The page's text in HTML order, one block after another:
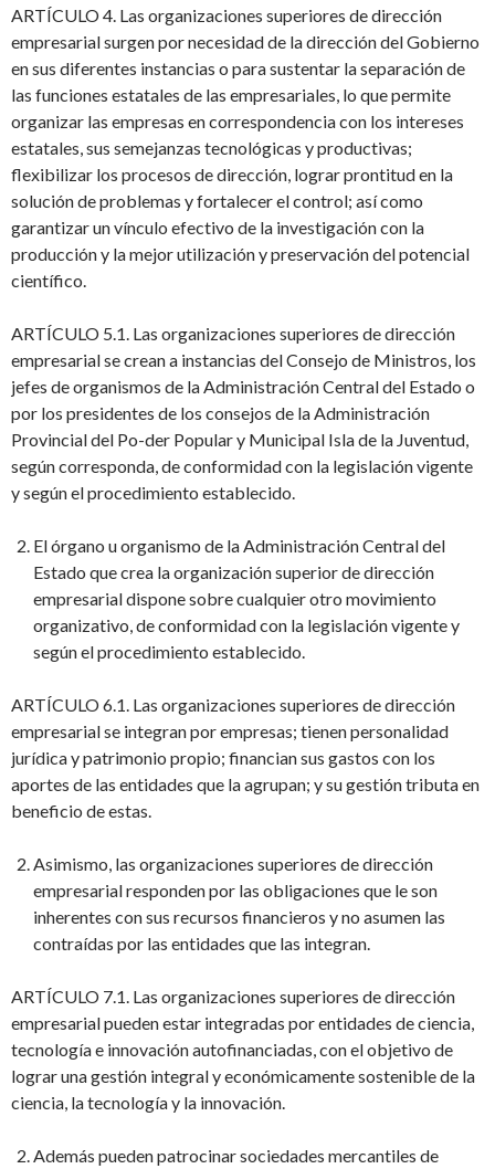
ARTÍCULO 4. Las organizaciones superiores de dirección
empresarial surgen por necesidad de la dirección del Gobierno
en sus diferentes instancias o para sustentar la separación de
las funciones estatales de las empresariales, lo que permite
organizar las empresas en correspondencia con los intereses
estatales, sus semejanzas tecnológicas y productivas;
flexibilizar los procesos de dirección, lograr prontitud en la
solución de problemas y fortalecer el control; así como
garantizar un vínculo efectivo de la investigación con la
producción y la mejor utilización y preservación del potencial
científico.
ARTÍCULO 5.1. Las organizaciones superiores de dirección
empresarial se crean a instancias del Consejo de Ministros, los
jefes de organismos de la Administración Central del Estado o
por los presidentes de los consejos de la Administración
Provincial del Po-der Popular y Municipal Isla de la Juventud,
según corresponda, de conformidad con la legislación vigente
y según el procedimiento establecido.
El órgano u organismo de la Administración Central del
Estado que crea la organización superior de dirección
empresarial dispone sobre cualquier otro movimiento
organizativo, de conformidad con la legislación vigente y
según el procedimiento establecido.
ARTÍCULO 6.1. Las organizaciones superiores de dirección
empresarial se integran por empresas; tienen personalidad
jurídica y patrimonio propio; financian sus gastos con los
aportes de las entidades que la agrupan; y su gestión tributa en
beneficio de estas.
Asimismo, las organizaciones superiores de dirección
empresarial responden por las obligaciones que le son
inherentes con sus recursos financieros y no asumen las
contraídas por las entidades que las integran.
ARTÍCULO 7.1. Las organizaciones superiores de dirección
empresarial pueden estar integradas por entidades de ciencia,
tecnología e innovación autofinanciadas, con el objetivo de
lograr una gestión integral y económicamente sostenible de la
ciencia, la tecnología y la innovación.
Además pueden patrocinar sociedades mercantiles de